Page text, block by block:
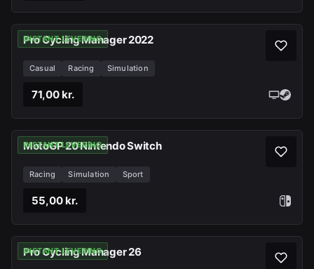
INSTANT LEVERING
Pro Cycling Manager 2022
Casual Racing Simulation
71,00 kr.
INSTANT LEVERING
MotoGP 20 Nintendo Switch
Racing Simulation Sport
55,00 kr.
INSTANT LEVERING
Pro Cycling Manager 26